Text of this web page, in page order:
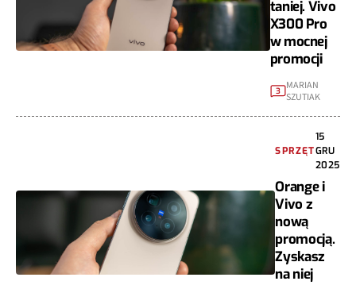
taniej. Vivo
X300 Pro
w mocnej
promocji
3 MARIAN
SZUTIAK
SPRZĘT
15
GRU
2025
Orange i
Vivo z
nową
promocją.
Zyskasz
na niej